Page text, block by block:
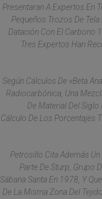
Presentaran A Expertos En
Pequeños Trozos De
Datación Con El Carbono
Tres Expertos Han
Según Cálculos De «Beta
Radiocarbónica, Una
De Material Del
Cálculo De Los Porcentajes
Petrosillo Cita Además
Parte De Sturp, Grupo
Sábana Santa En 1978, Y
De La Misma Zona Del